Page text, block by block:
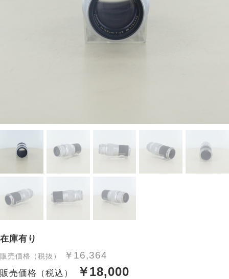
在庫有り
販売価格（税抜） ￥16,364
販売価格（税込） ￥18,000